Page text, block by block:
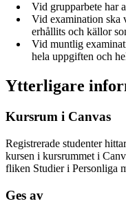
Vid grupparbete har
Vid examination ska
erhållits och källor
Vid muntlig
hela uppgiften och
Ytterligare
Kursrum i Canvas
Registrerade studenter
kursen i kursrummet i
fliken Studier i Personliga
Ges av